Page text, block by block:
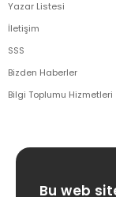
Yazar Listesi
İletişim
SSS
Bizden Haberler
Bilgi Toplumu Hizmetleri
Bu web